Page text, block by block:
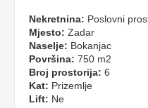
Nekretnina: Poslovni
Mjesto: Zadar
Naselje: Bokanjac
Površina: 750 m2
Broj prostorija: 6
Kat: Prizemlje
Lift: Ne